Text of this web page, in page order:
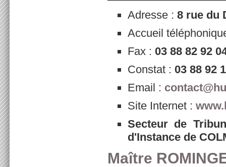
Adresse : 8 rue du
Accueil
Fax : 03 88 82 92
Constat : 03 88 92
Email :
Site Internet :
Secteur de
d'Instance de
Maître